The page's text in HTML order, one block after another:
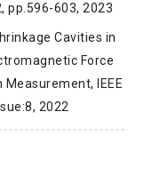
pp.596-603, 2023
Cavities in
Force
IEEE
2022